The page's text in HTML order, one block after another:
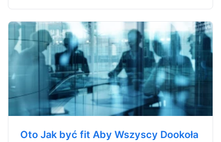
Oto Jak być fit Aby Wszyscy Dookoła